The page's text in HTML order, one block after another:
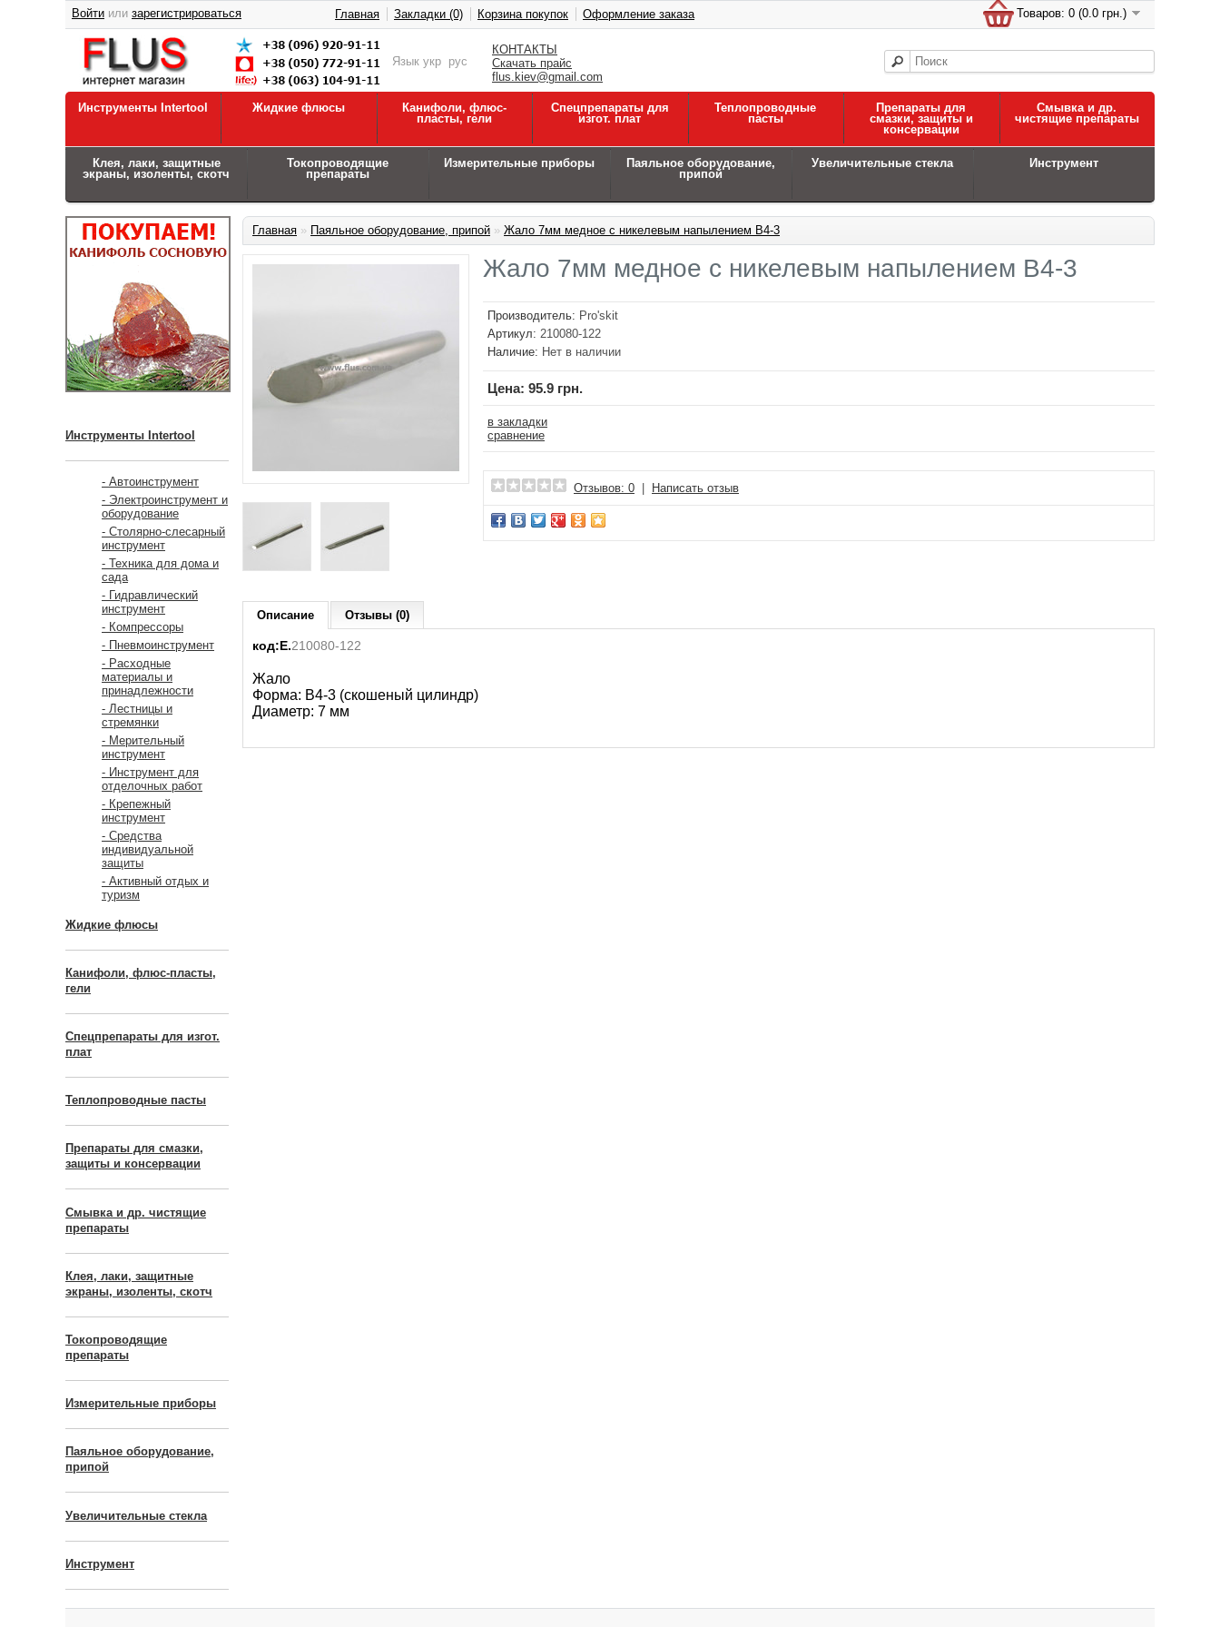
КОНТАКТЫ
Скачать прайс
flus.kiev@gmail.com
Язык укр рус
Товаров: 0 (0.0 грн.)
Войти или зарегистрироваться Главная Закладки (0) Корзина покупок Оформление заказа
Инструменты Intertool Жидкие флюсы
Канифоли, флюс-
пласты, гели
Спецпрепараты для
изгот. плат
Теплопроводные
пасты
Препараты для
смазки, защиты и
консервации
Смывка и др.
чистящие препараты
Клея, лаки, защитные
экраны, изоленты, скотч
Токопроводящие
препараты
Измерительные приборы
Паяльное оборудование,
припой
Увеличительные стекла Инструмент
Инструменты Intertool
- Автоинструмент
- Электроинструмент и
оборудование
- Столярно-слесарный
инструмент
- Техника для дома и
сада
- Гидравлический
инструмент
- Компрессоры
- Пневмоинструмент
- Расходные
материалы и
принадлежности
- Лестницы и
стремянки
- Мерительный
инструмент
- Инструмент для
отделочных работ
- Крепежный
инструмент
- Средства
индивидуальной
защиты
- Активный отдых и
туризм
Жидкие флюсы
Канифоли, флюс-пласты,
гели
Спецпрепараты для изгот.
плат
Теплопроводные пасты
Препараты для смазки,
защиты и консервации
Смывка и др. чистящие
препараты
Клея, лаки, защитные
экраны, изоленты, скотч
Токопроводящие
препараты
Измерительные приборы
Паяльное оборудование,
припой
Увеличительные стекла
Инструмент
Главная » Паяльное оборудование, припой » Жало 7мм медное с никелевым напылением B4-3
Жало 7мм медное с никелевым напылением B4-3
Производитель: Pro'skit
Артикул: 210080-122
Наличие: Нет в наличии
Цена: 95.9 грн.
в закладки
сравнение
Отзывов: 0 Написать отзыв
Описание Отзывы (0)
код:Е.210080-122
Жало
Форма: B4-3 (скошеный цилиндр)
Диаметр: 7 мм